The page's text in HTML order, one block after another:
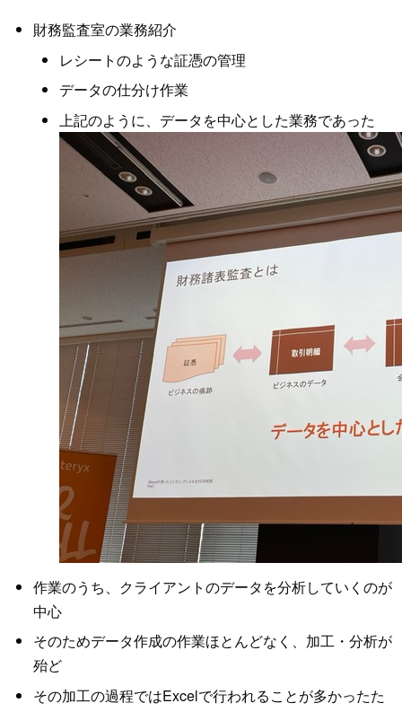
財務監査室の業務紹介
レシートのような証憑の管理
データの仕分け作業
上記のように、データを中心とした業務であった
作業のうち、クライアントのデータを分析していくのが
中心
そのためデータ作成の作業ほとんどなく、加工・分析が
殆ど
その加工の過程ではExcelで行われることが多かったた